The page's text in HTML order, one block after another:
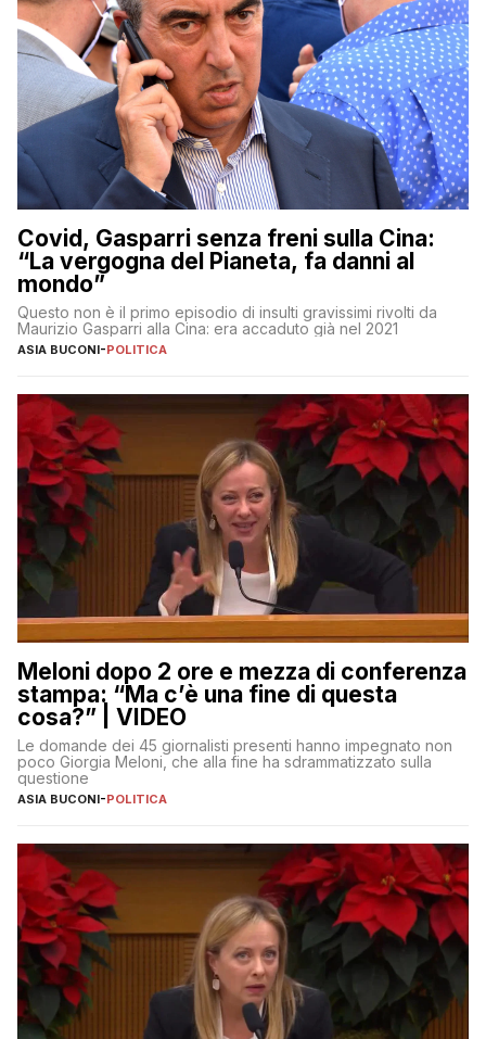
Covid, Gasparri senza freni sulla Cina:
“La vergogna del Pianeta, fa danni al
mondo”
Questo non è il primo episodio di insulti gravissimi rivolti da
Maurizio Gasparri alla Cina: era accaduto già nel 2021
ASIA BUCONI-POLITICA
Meloni dopo 2 ore e mezza di conferenza
stampa: “Ma c’è una fine di questa
cosa?” | VIDEO
Le domande dei 45 giornalisti presenti hanno impegnato non
poco Giorgia Meloni, che alla fine ha sdrammatizzato sulla
questione
ASIA BUCONI-POLITICA